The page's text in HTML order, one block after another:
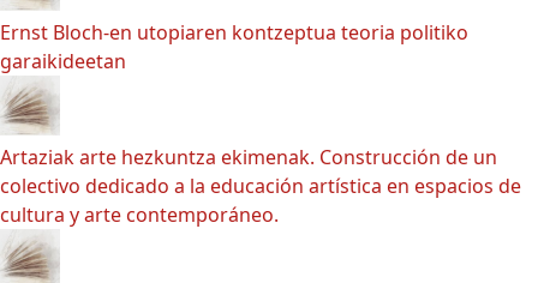
Ernst Bloch-en utopiaren kontzeptua teoria politiko
garaikideetan
Artaziak arte hezkuntza ekimenak. Construcción de un
colectivo dedicado a la educación artística en espacios de
cultura y arte contemporáneo.